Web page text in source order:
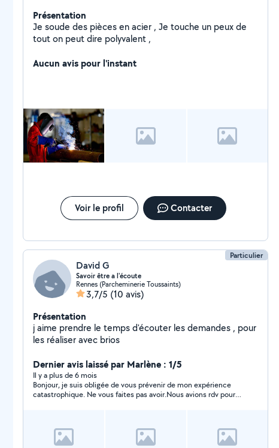
Présentation
Je soude des pièces en acier , Je touche un peux de
tout on peut dire polyvalent ,
Aucun avis pour l'instant
Voir le profil Contacter
Particulier
David G
Savoir être a l'écoute
Rennes (Parcheminerie Toussaints)
3,7/5 (10 avis)
Présentation
j aime prendre le temps d'écouter les demandes , pour
les réaliser avec brios
Dernier avis laissé par Marlène : 1/5
Il y a plus de 6 mois
Bonjour, je suis obligée de vous prévenir de mon expérience
catastrophique. Ne vous faites pas avoir.Nous avions rdv pour
de cassé et qu'il faudrait fixer un autre rdv car il allait souder la
pièce et terminer a construire cet abris un autre jour. J'ai été